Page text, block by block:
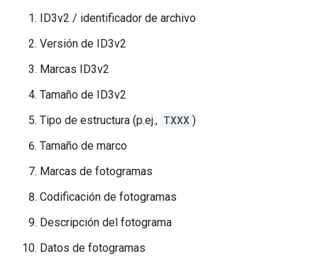
ID3v2 / identificador de archivo
Versión de ID3v2
Marcas ID3v2
Tamaño de ID3v2
Tipo de estructura (p.ej., TXXX )
Tamaño de marco
Marcas de fotogramas
Codificación de fotogramas
Descripción del fotograma
Datos de fotogramas